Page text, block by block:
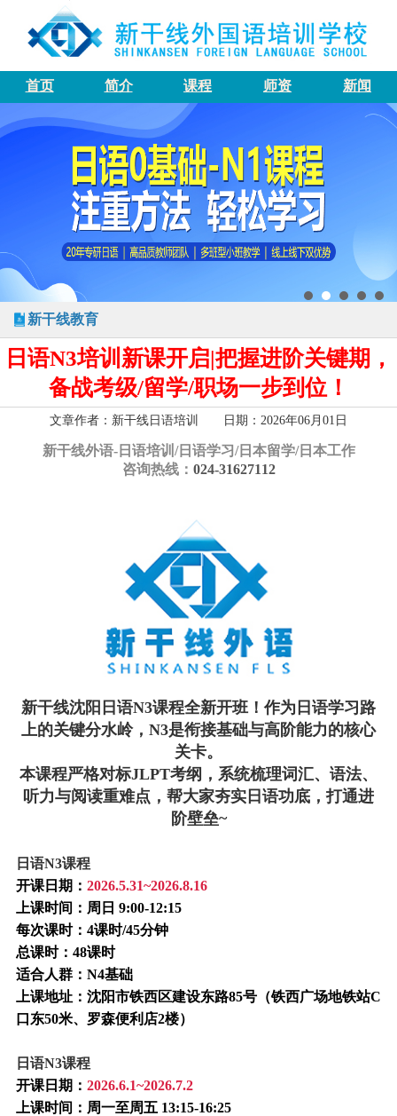
首页 简介 课程 师资 新闻
新干线教育
日语N3培训新课开启|把握进阶关键期，
备战考级/留学/职场一步到位！
文章作者：新干线日语培训 日期：2026年06月01日
新干线外语-日语培训/日语学习/日本留学/日本工作
咨询热线： 024-31627112
新干线沈阳日语N3课程全新开班！作为日语学习路
上的关键分水岭，N3是衔接基础与高阶能力的核心
关卡。
本课程严格对标JLPT考纲，系统梳理词汇、语法、
听力与阅读重难点，帮大家夯实日语功底，打通进
阶壁垒~
日语N3课程
开课日期： 2026.5.31~2026.8.16
上课时间：周日 9:00-12:15
每次课时：4课时/45分钟
总课时：48课时
适合人群：N4基础
上课地址：沈阳市铁西区建设东路85号（铁西广场地铁站C
口东50米、罗森便利店2楼）
日语N3课程
开课日期： 2026.6.1~2026.7.2
上课时间：周一至周五 13:15-16:25